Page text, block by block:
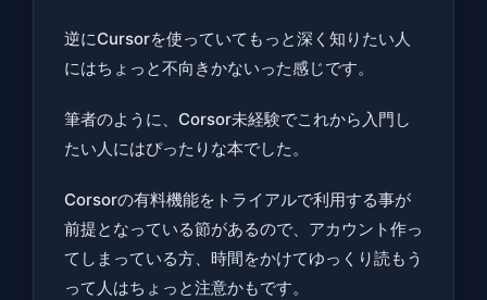
逆にCursorを使っていてもっと深く知りたい人
にはちょっと不向きかないった感じです。
筆者のように、 Corsor未経験でこれから入門し
たい人にはぴったりな本でした。
Corsorの有料機能をトライアルで利用する事が
前提となっている節があるので、アカウント作っ
てしまっている方、時間をかけてゆっくり読もう
って人はちょっと注意かもです。